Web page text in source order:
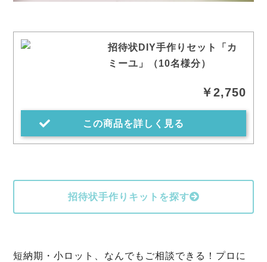
招待状DIY手作りセット「カ
ミーユ」（10名様分）
￥2,750
この商品を詳しく見る
招待状手作りキットを探す
短納期・小ロット、なんでもご相談できる！プロに